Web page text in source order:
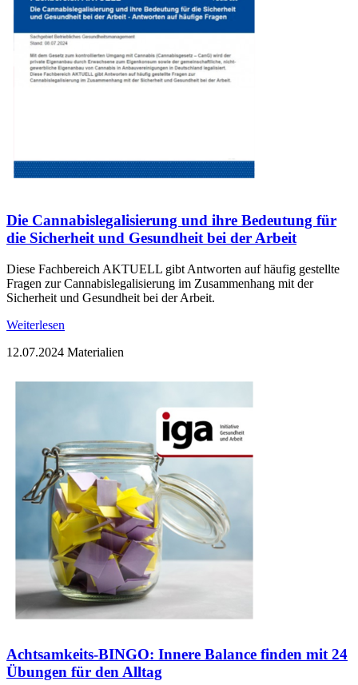
Die Cannabislegalisierung und ihre Bedeutung für
die Sicherheit und Gesundheit bei der Arbeit
Diese Fachbereich AKTUELL gibt Antworten auf häufig gestellte
Fragen zur Cannabislegalisierung im Zusammenhang mit der
Sicherheit und Gesundheit bei der Arbeit.
Weiterlesen
12.07.2024 Materialien
Achtsamkeits-BINGO: Innere Balance finden mit 24
Übungen für den Alltag